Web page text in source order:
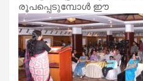
രൂപപ്പെടുമ്പോള്‍ ഈ